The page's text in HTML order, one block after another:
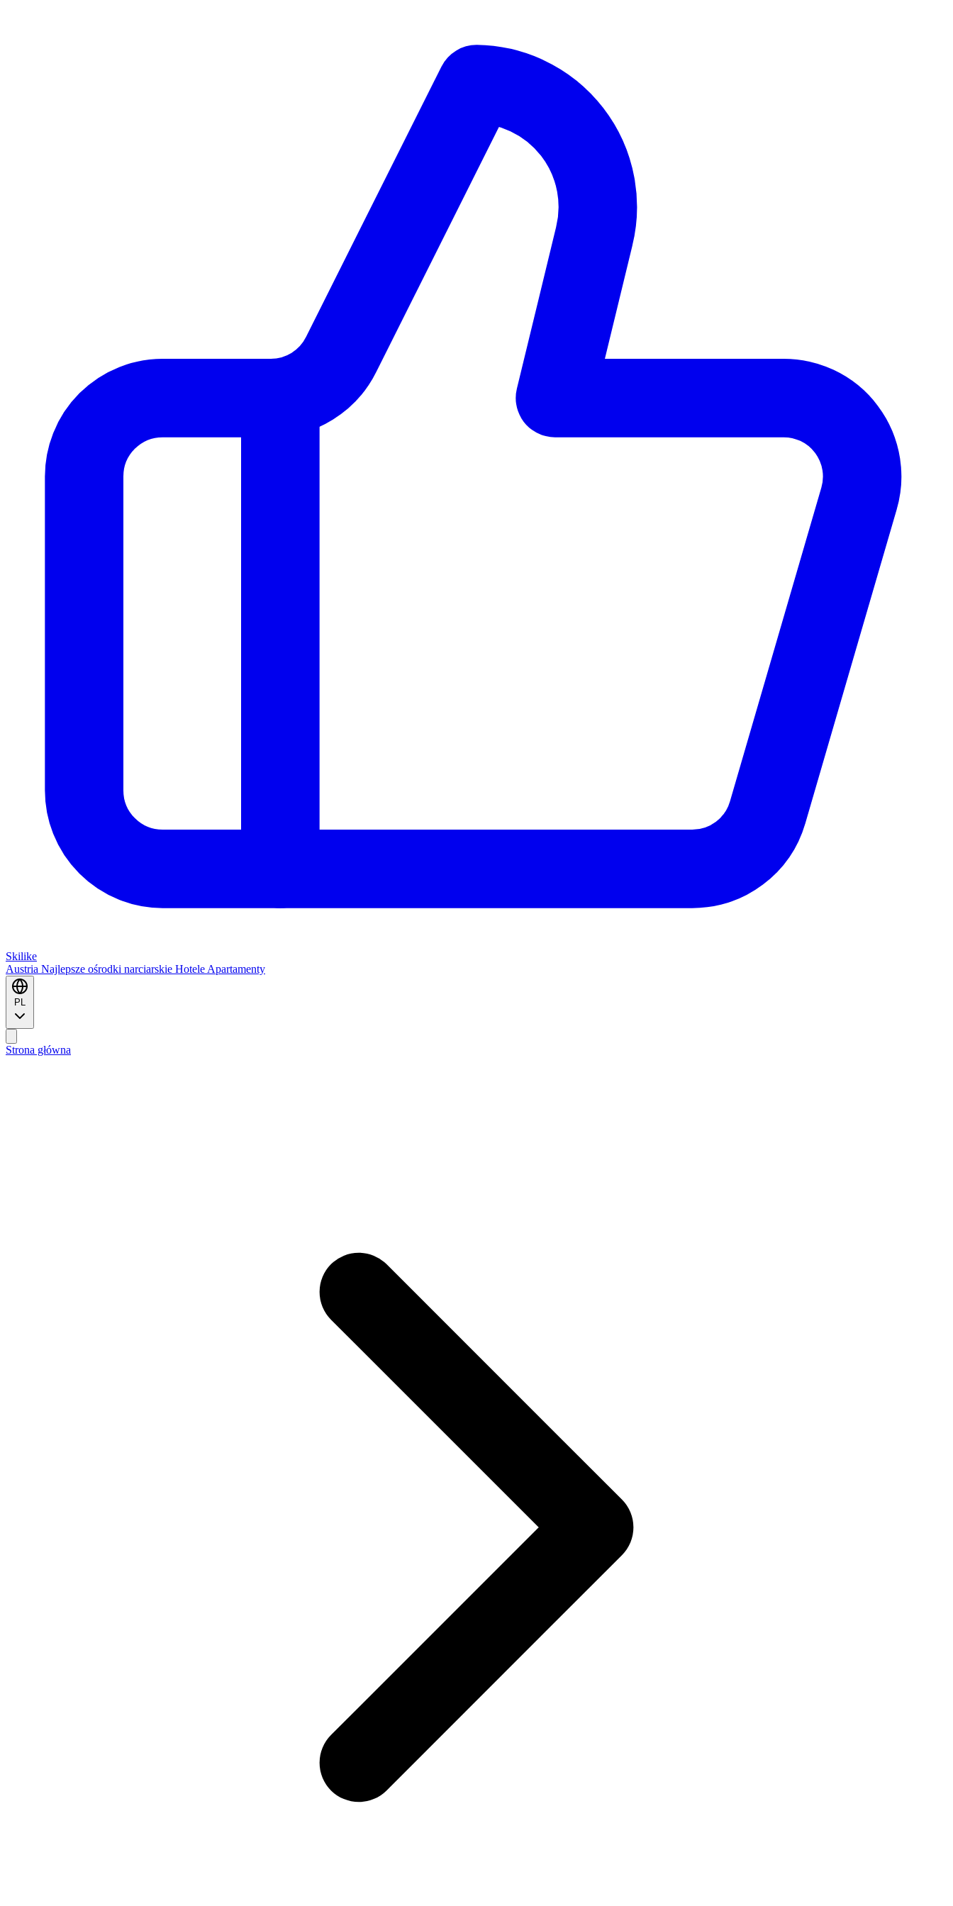
Skilike
Austria Najlepsze ośrodki narciarskie Hotele Apartamenty
PL
Strona główna